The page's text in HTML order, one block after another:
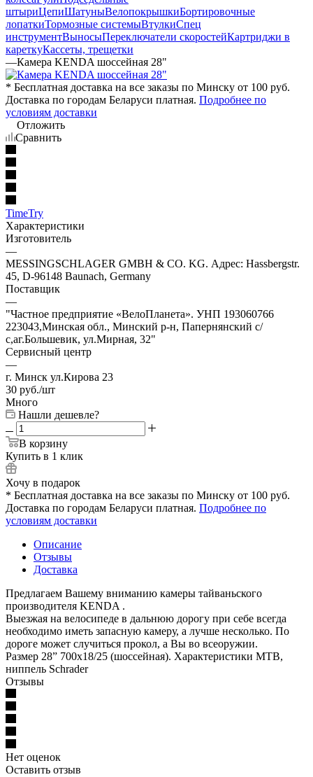
штыриЦепиШатуныВелопокрышкиБортировочные
лопаткиТормозные системыВтулкиСпец
инструментВыносыПереключатели скоростейКартриджи в
кареткуКассеты, трещетки
—Камера KENDA шоссейная 28"
* Бесплатная доставка на все заказы по Минску от 100 руб.
Доставка по городам Беларуси платная. Подробнее по
условиям доставки
Отложить
Сравнить
TimeTry
Характеристики
Изготовитель
—
MESSINGSCHLAGER GMBH & CO. KG. Адрес: Hassbergstr.
45, D-96148 Baunach, Germany
Поставщик
—
"Частное предприятие «ВелоПланета». УНП 193060766
223043,Минская обл., Минский р-н, Папернянский с/
с,аг.Большевик, ул.Мирная, 32"
Сервисный центр
—
г. Минск ул.Кирова 23
30 руб./шт
Много
Нашли дешевле?
В корзину
Купить в 1 клик
Хочу в подарок
* Бесплатная доставка на все заказы по Минску от 100 руб.
Доставка по городам Беларуси платная. Подробнее по
условиям доставки
Описание
Отзывы
Доставка
Предлагаем Вашему вниманию камеры тайваньского
производителя KENDA .
Выезжая на велосипеде в дальнюю дорогу при себе всегда
необходимо иметь запасную камеру, а лучше несколько. По
дороге может случиться прокол, а Вы во всеоружии.
Размер 28” 700x18/25 (шоссейная). Характеристики MTB,
ниппель Schrader
Отзывы
Нет оценок
Оставить отзыв